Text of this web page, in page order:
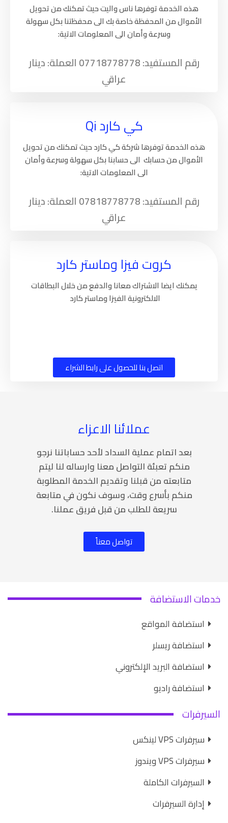
هذه الخدمة توفرها ناس واليت حيث تمكنك من تحويل
الأموال من المحفظة خاصة بك الى محفظتنا بكل سهولة
وسرعة وأمان الى المعلومات الاتية:
رقم المستفيد: 07718778778 العملة: دينار
عراقي
كي كارد Qi
هذه الخدمة توفرها شركة كي كارد حيث تمكنك من تحويل
الأموال من حسابك الى حسابنا بكل سهولة وسرعة وأمان
الى المعلومات الاتية:
رقم المستفيد: 07818778778 العملة: دينار
عراقي
كروت فيزا وماستر كارد
يمكنك ايضا الاشتراك معانا والدفع من خلال البطاقات
الالكترونية الفيزا وماستر كارد
اتصل بنا للحصول على رابط الشراء
عملائنا الاعزاء
بعد اتمام عملية السداد لأحد حساباتنا نرجو
منكم تعبئة التواصل معنا وارساله لنا ليتم
متابعته من قبلنا وتقديم الخدمة المطلوبة
منكم بأسرع وقت، وسوف نكون في متابعة
سريعة للطلب من قبل فريق عملنا.
تواصل معناً
خدمات الاستضافة
استضافة المواقع
استضافة ريسلر
استضافة البريد الإلكتروني
استضافة راديو
السيرفرات
سيرفرات VPS لينكس
سيرفرات VPS ويندوز
السيرفرات الكاملة
إدارة السيرفرات